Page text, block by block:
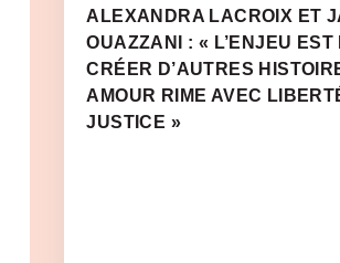
ALEXANDRA LACROIX ET
OUAZZANI : « L’ENJEU EST
CRÉER D’AUTRES
AMOUR RIME AVEC
JUSTICE »